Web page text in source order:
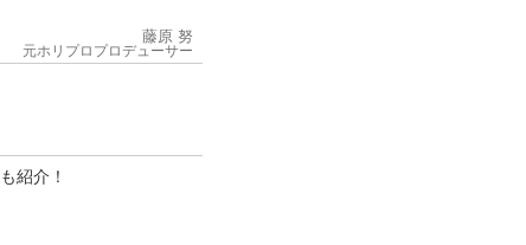
藤原 努
元ホリプロプロデューサー
紹介！